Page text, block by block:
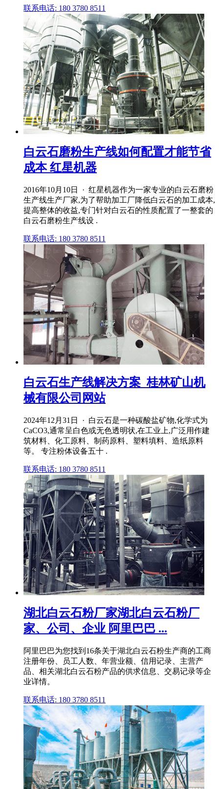
联系电话: 180 3780 8511
白云石磨粉生产线如何配置才能节省
成本 红星机器
2016年10月10日 · 红星机器作为一家专业的白云石磨粉
生产线生产厂家,为了帮助加工厂降低白云石的加工成本,
提高整体的收益,专门针对白云石的性质配置了一整套的
白云石磨粉生产线设 .
联系电话: 180 3780 8511
白云石生产线解决方案_桂林矿山机
械有限公司网站
2024年12月31日 · 白云石是一种碳酸盐矿物,化学式为
CaCO3,通常呈白色或无色透明状,在工业上,广泛用作建
筑材料、化工原料、制药原料、塑料填料、造纸原料
等。 专注粉体设备五十 .
联系电话: 180 3780 8511
湖北白云石粉厂家湖北白云石粉厂
家、公司、企业 阿里巴巴 ...
阿里巴巴为您找到16条关于湖北白云石粉生产商的工商
注册年份、员工人数、年营业额、信用记录、主营产
品、相关湖北白云石粉产品的供求信息、交易记录等企
业详情。
联系电话: 180 3780 8511